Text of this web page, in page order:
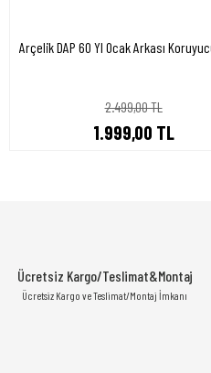
Arçelik DAP 60 YI Ocak Arkası
2.499,00 TL
1.999,00 TL
Ücretsiz Kargo/Teslimat&Montaj
Ücretsiz Kargo ve Teslimat/Montaj İmkanı